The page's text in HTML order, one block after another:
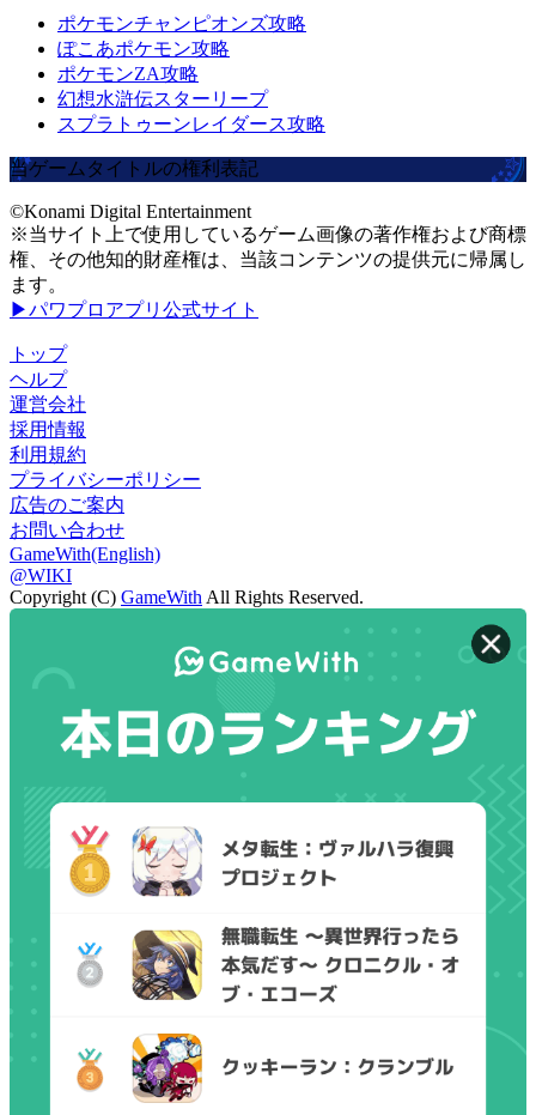
ポケモンチャンピオンズ攻略
ぽこあポケモン攻略
ポケモンZA攻略
幻想水滸伝スターリープ
スプラトゥーンレイダース攻略
当ゲームタイトルの権利表記
©Konami Digital Entertainment
※当サイト上で使用しているゲーム画像の著作権および商標
権、その他知的財産権は、当該コンテンツの提供元に帰属し
ます。
▶パワプロアプリ公式サイト
トップ
ヘルプ
運営会社
採用情報
利用規約
プライバシーポリシー
広告のご案内
お問い合わせ
GameWith(English)
@WIKI
Copyright (C) GameWith All Rights Reserved.